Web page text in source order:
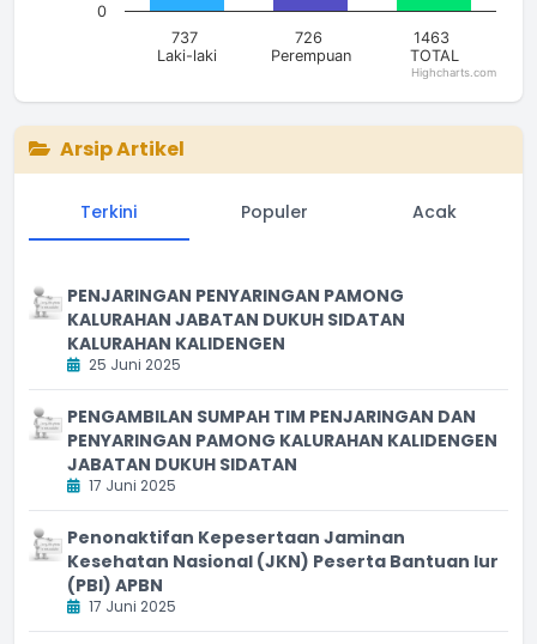
737
Laki-laki
726
Perempuan
1463
TOTAL
0
Highcharts.com
Arsip Artikel
Terkini Populer Acak
PENJARINGAN PENYARINGAN PAMONG
KALURAHAN JABATAN DUKUH SIDATAN
KALURAHAN KALIDENGEN
25 Juni 2025
PENGAMBILAN SUMPAH TIM PENJARINGAN DAN
PENYARINGAN PAMONG KALURAHAN KALIDENGEN
JABATAN DUKUH SIDATAN
17 Juni 2025
Penonaktifan Kepesertaan Jaminan
Kesehatan Nasional (JKN) Peserta Bantuan Iur
(PBI) APBN
17 Juni 2025